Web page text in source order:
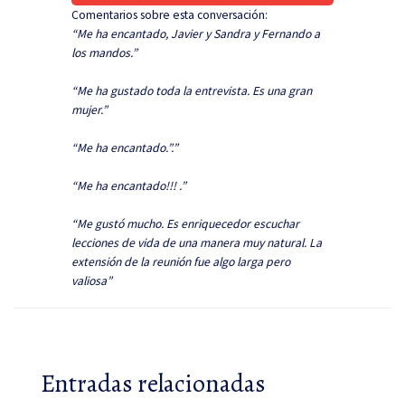
Comentarios sobre esta conversación:
“Me ha encantado, Javier y Sandra y Fernando a
los mandos.”
“Me ha gustado toda la entrevista. Es una gran
mujer.”
“Me ha encantado.”.”
“Me ha encantado!!! .”
“Me gustó mucho. Es enriquecedor escuchar
lecciones de vida de una manera muy natural. La
extensión de la reunión fue algo larga pero
valiosa”
Entradas relacionadas